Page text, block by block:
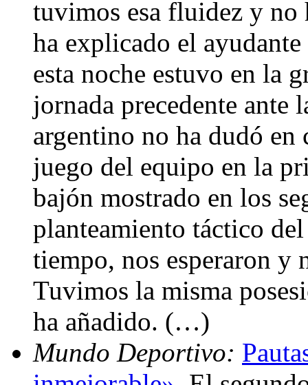
tuvimos esa fluidez y no
ha explicado el
esta noche estuvo en la
jornada precedente ante
argentino no ha dudó
juego del equipo en la
bajón mostrado en los
planteamiento táctico
tiempo, nos esperaron y
Tuvimos la misma
ha añadido. (…)
Mundo Deportivo: